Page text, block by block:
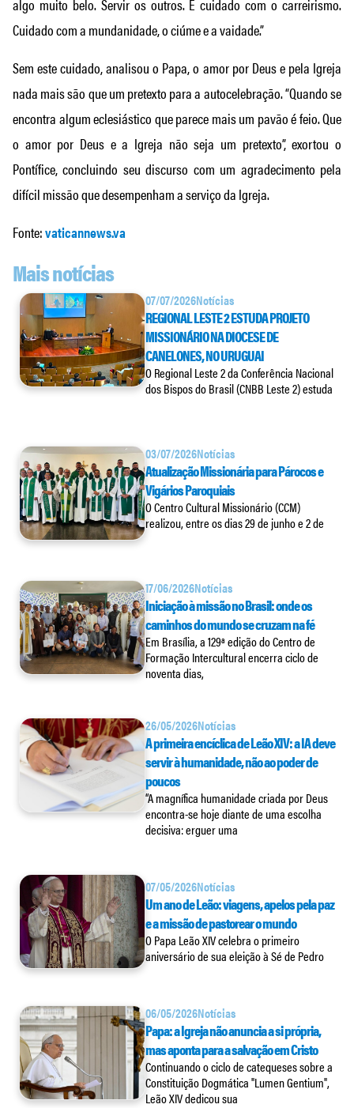
algo muito belo. Servir os outros. E cuidado com o carreirismo.
Cuidado com a mundanidade, o ciúme e a vaidade.”
Sem este cuidado, analisou o Papa, o amor por Deus e pela Igreja
nada mais são que um pretexto para a autocelebração. “Quando se
encontra algum eclesiástico que parece mais um pavão é feio. Que
o amor por Deus e a Igreja não seja um pretexto”, exortou o
Pontífice, concluindo seu discurso com um agradecimento pela
difícil missão que desempenham a serviço da Igreja.
Fonte:vaticannews.va
Mais notícias
07/07/2026Notícias
REGIONAL LESTE 2 ESTUDA PROJETO
MISSIONÁRIO NA DIOCESE DE
CANELONES, NO URUGUAI
O Regional Leste 2 da Conferência Nacional
dos Bispos do Brasil (CNBB Leste 2) estuda
03/07/2026Notícias
Atualização Missionária para Párocos e
Vigários Paroquiais
O Centro Cultural Missionário (CCM)
realizou, entre os dias 29 de junho e 2 de
17/06/2026Notícias
Iniciação à missão no Brasil: onde os
caminhos do mundo se cruzam na fé
Em Brasília, a 129ª edição do Centro de
Formação Intercultural encerra ciclo de
noventa dias,
26/05/2026Notícias
A primeira encíclica de Leão XIV: a IA deve
servir à humanidade, não ao poder de
poucos
“A magnífica humanidade criada por Deus
encontra-se hoje diante de uma escolha
decisiva: erguer uma
07/05/2026Notícias
Um ano de Leão: viagens, apelos pela paz
e a missão de pastorear o mundo
O Papa Leão XIV celebra o primeiro
aniversário de sua eleição à Sé de Pedro
06/05/2026Notícias
Papa: a Igreja não anuncia a si própria,
mas aponta para a salvação em Cristo
Continuando o ciclo de catequeses sobre a
Constituição Dogmática "Lumen Gentium",
Leão XIV dedicou sua